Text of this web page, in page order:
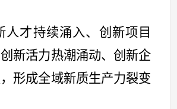
人才持续涌入、创新项目
新活力热潮涌动、创新企
形成全域新质生产力裂变